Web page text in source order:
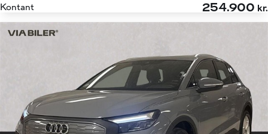
Kontant
254.900 kr.